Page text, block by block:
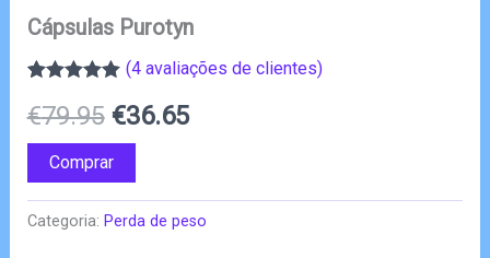
Cápsulas Purotyn
com5.00em
5 com base
em
classificações
de clientes
(4 avaliações de clientes)
€79.95 O
preço
original
€36.65O
atual
Comprar
Categoria: Perda de peso